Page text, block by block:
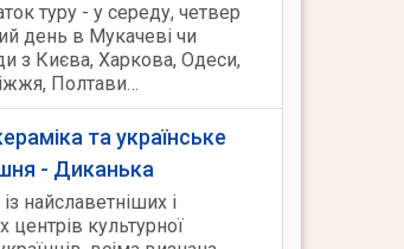
туру - у середу, четвер
день в Мукачеві чи
з Києва, Харкова, Одеси,
Полтави…
та українське
- Диканька
найславетніших і
центрів культурної